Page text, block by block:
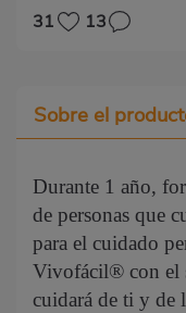
31 13
Sobre el
Durante 1 año,
de personas que
para el cuidado
Vivofácil® con el
cuidará de ti y de